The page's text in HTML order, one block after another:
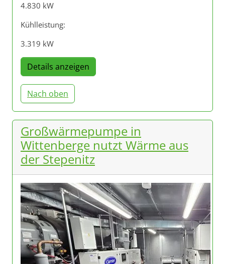
4.830 kW
Kühlleistung:
3.319 kW
Details anzeigen
Nach oben
Großwärmepumpe in
Wittenberge nutzt Wärme aus
der Stepenitz